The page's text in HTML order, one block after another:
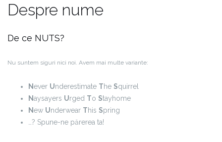
Despre nume
De ce NUTS?
Nu suntem siguri nici noi. Avem mai multe variante:
Never Underestimate The Squirrel
Naysayers Urged To Stayhome
New Underwear This Spring
…? Spune-ne părerea ta!